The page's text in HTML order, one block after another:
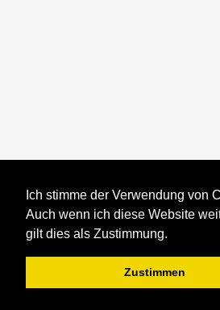
Ich stimme der Verwendung von
Auch wenn ich diese Website
gilt dies als Zustimmung.
Zustimmen